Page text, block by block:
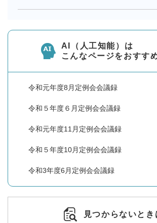
AI（人工知能）は
こんなページをおすす
令和元年度8月定例会会議録
令和５年度６月定例会会議録
令和元年度11月定例会会議録
令和５年度10月定例会会議録
令和3年度6月定例会会議録
見つからないとき